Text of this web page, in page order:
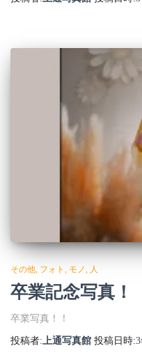
その他 フォト モノ 人
卒業記念写真！
卒業写真！！
投稿者: 上通写真館 投稿日時: